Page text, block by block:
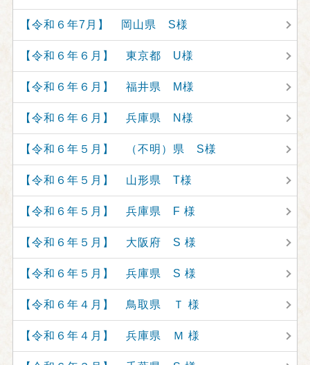
【令和６年7月】 岡山県 S様
【令和６年６月】 東京都 U様
【令和６年６月】 福井県 M様
【令和６年６月】 兵庫県 N様
【令和６年５月】 （不明）県 S様
【令和６年５月】 山形県 T様
【令和６年５月】 兵庫県 F 様
【令和６年５月】 大阪府 S 様
【令和６年５月】 兵庫県 S 様
【令和６年４月】 鳥取県 Ｔ 様
【令和６年４月】 兵庫県 Ｍ 様